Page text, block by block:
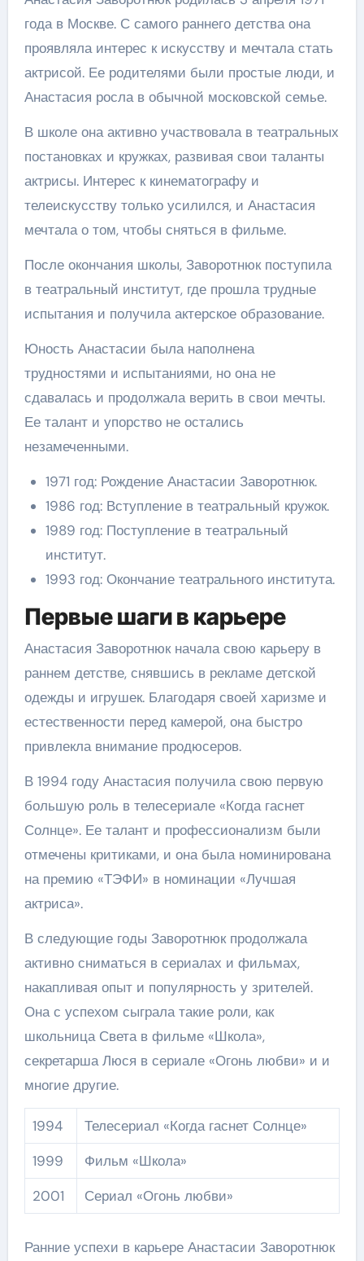
года в Москве. С самого раннего детства она
проявляла интерес к искусству и мечтала стать
актрисой. Ее родителями были простые люди, и
Анастасия росла в обычной московской семье.
В школе она активно участвовала в театральных
постановках и кружках, развивая свои таланты
актрисы. Интерес к кинематографу и
телеискусству только усилился, и Анастасия
мечтала о том, чтобы сняться в фильме.
После окончания школы, Заворотнюк поступила
в театральный институт, где прошла трудные
испытания и получила актерское образование.
Юность Анастасии была наполнена
трудностями и испытаниями, но она не
сдавалась и продолжала верить в свои мечты.
Ее талант и упорство не остались
незамеченными.
1971 год: Рождение Анастасии Заворотнюк.
1986 год: Вступление в театральный кружок.
1989 год: Поступление в театральный
институт.
1993 год: Окончание театрального института.
Первые шаги в карьере
Анастасия Заворотнюк начала свою карьеру в
раннем детстве, снявшись в рекламе детской
одежды и игрушек. Благодаря своей харизме и
естественности перед камерой, она быстро
привлекла внимание продюсеров.
В 1994 году Анастасия получила свою первую
большую роль в телесериале «Когда гаснет
Солнце». Ее талант и профессионализм были
отмечены критиками, и она была номинирована
на премию «ТЭФИ» в номинации «Лучшая
актриса».
В следующие годы Заворотнюк продолжала
активно сниматься в сериалах и фильмах,
накапливая опыт и популярность у зрителей.
Она с успехом сыграла такие роли, как
школьница Света в фильме «Школа»,
секретарша Люся в сериале «Огонь любви» и и
многие другие.
1994
Телесериал «Когда гаснет Солнце»
1999
Фильм «Школа»
2001
Сериал «Огонь любви»
Ранние успехи в карьере Анастасии Заворотнюк